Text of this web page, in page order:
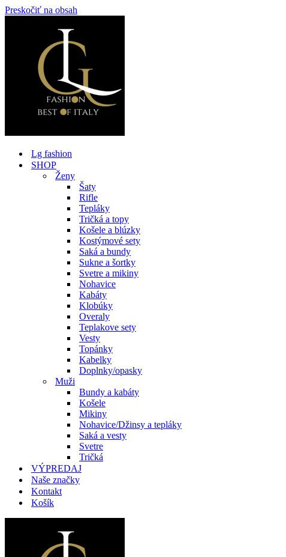
Preskočiť na obsah
Lg fashion
SHOP
Ženy
Šaty
Rifle
Tepláky
Tričká a topy
Košele a blúzky
Kostýmové sety
Saká a bundy
Sukne a šortky
Svetre a mikiny
Nohavice
Kabáty
Klobúky
Overaly
Teplakove sety
Vesty
Topánky
Kabelky
Doplnky/opasky
Muži
Bundy a kabáty
Košele
Mikiny
Nohavice/Džinsy a tepláky
Saká a vesty
Svetre
Tričká
VÝPREDAJ
Naše značky
Kontakt
Košík